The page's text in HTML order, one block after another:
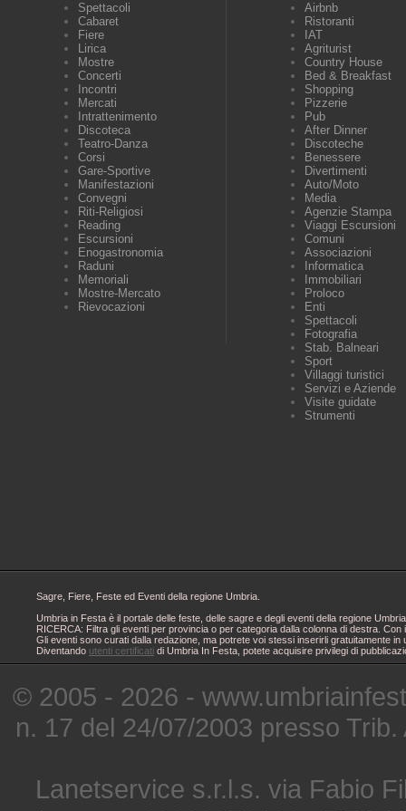
Spettacoli
Cabaret
Fiere
Lirica
Mostre
Concerti
Incontri
Mercati
Intrattenimento
Discoteca
Teatro-Danza
Corsi
Gare-Sportive
Manifestazioni
Convegni
Riti-Religiosi
Reading
Escursioni
Enogastronomia
Raduni
Memoriali
Mostre-Mercato
Rievocazioni
Airbnb
Ristoranti
IAT
Agriturist
Country House
Bed & Breakfast
Shopping
Pizzerie
Pub
After Dinner
Discoteche
Benessere
Divertimenti
Auto/Moto
Media
Agenzie Stampa
Viaggi Escursioni
Comuni
Associazioni
Informatica
Immobiliari
Proloco
Enti
Spettacoli
Fotografia
Stab. Balneari
Sport
Villaggi turistici
Servizi e Aziende
Visite guidate
Strumenti
Sagre, Fiere, Feste ed Eventi della regione Umbria.
Umbria in Festa è il portale delle feste, delle sagre e degli eventi della regione
RICERCA: Filtra gli eventi per provincia o per categoria dalla colonna di destra.
Gli eventi sono curati dalla redazione, ma potrete voi stessi inserirli gratuitamente
Diventando utenti certificati di Umbria In Festa, potete acquisire privilegi di
© 2005 - 2026 -
n. 17 del 24/07/2003 presso
Lanetservice s.r.l.s. via Fabio